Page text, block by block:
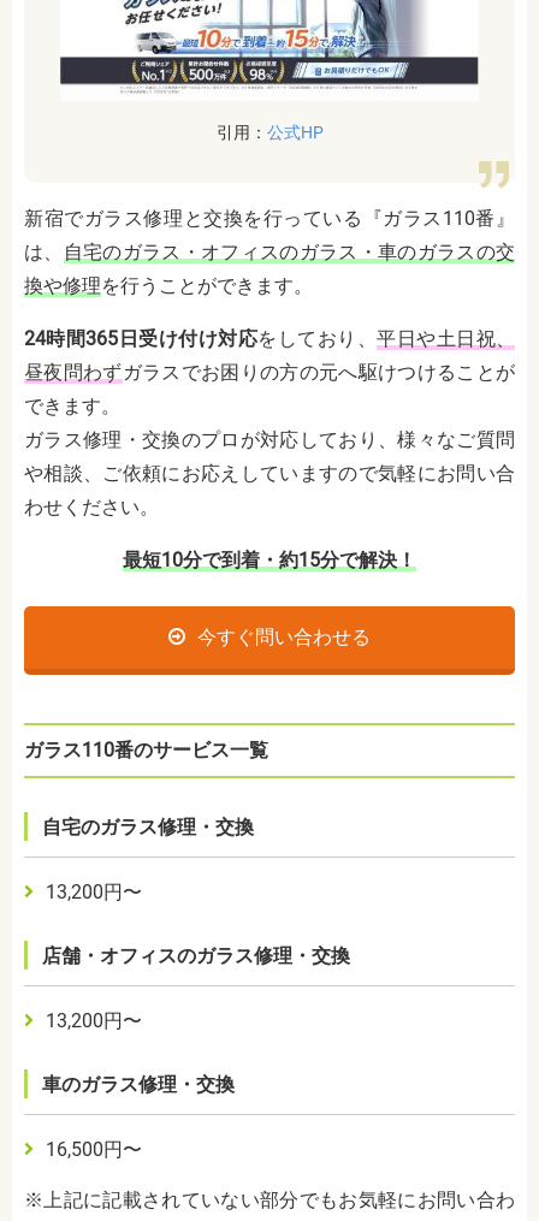
引用： 公式HP
新宿でガラス修理と交換を行っている『ガラス110番』
は、
自宅のガラス・オフィスのガラス・車のガラスの交
換や修理を行うことができます。
24時間365日受け付け対応をしており、平日や土日祝、
昼夜問わずガラスでお困りの方の元へ駆けつけることが
できます。
ガラス修理・交換のプロが対応しており、様々なご質問
や相談、ご依頼にお応えしていますので気軽にお問い合
わせください。
最短10分で到着・約15分で解決！
今すぐ問い合わせる
ガラス110番のサービス一覧
自宅のガラス修理・交換
13,200円〜
店舗・オフィスのガラス修理・交換
13,200円〜
車のガラス修理・交換
16,500円〜
※上記に記載されていない部分でもお気軽にお問い合わ